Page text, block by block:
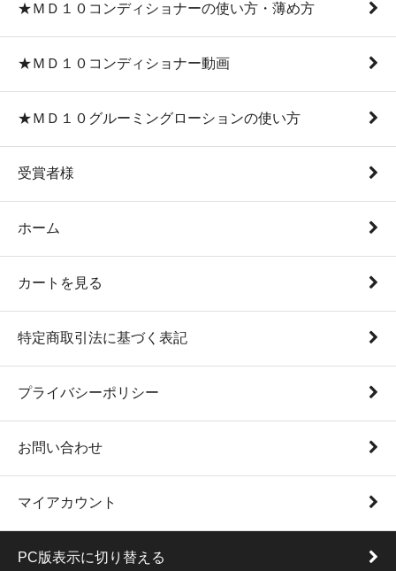
★ＭＤ１０コンディショナーの使い方・薄め方
★ＭＤ１０コンディショナー動画
★ＭＤ１０グルーミングローションの使い方
受賞者様
ホーム
カートを見る
特定商取引法に基づく表記
プライバシーポリシー
お問い合わせ
マイアカウント
PC版表示に切り替える